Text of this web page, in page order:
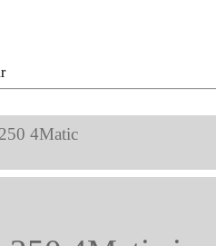
4Matic